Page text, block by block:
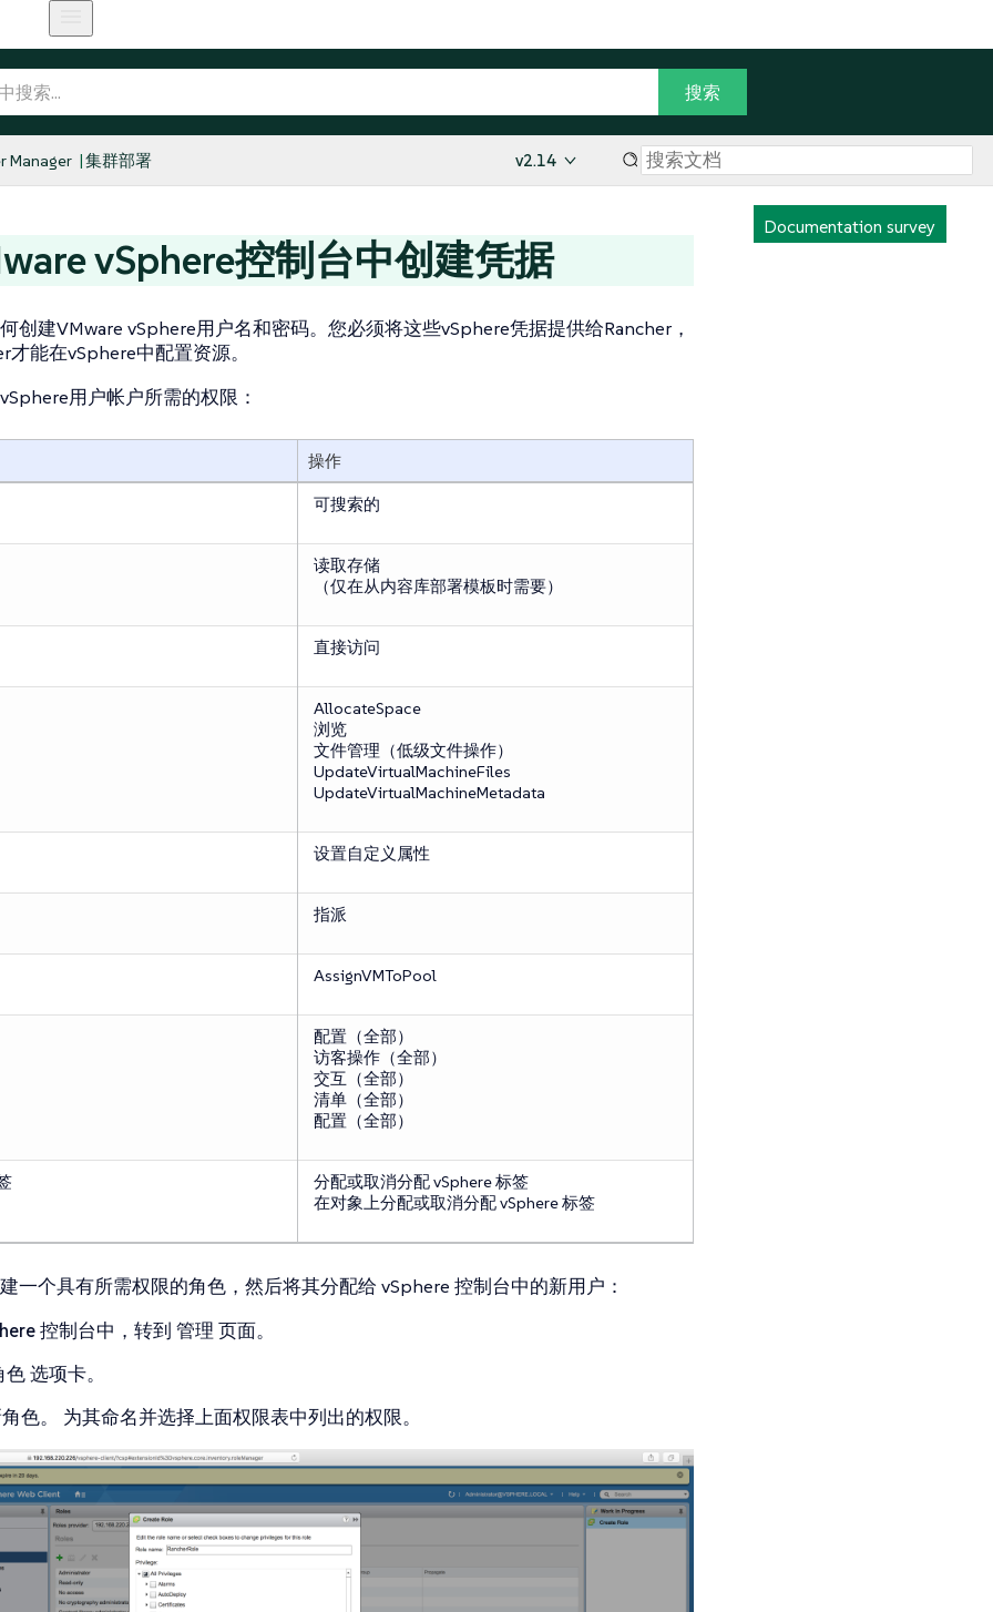
Manager 集群部署 v2.14
Documentation survey
vSphere控制台中创建凭据
创建VMware vSphere用户名和密码。您必须将这些vSphere凭据提供给Rancher，
才能在vSphere中配置资源。
用户帐户所需的权限：
操作
可搜索的
读取存储
（仅在从内容库部署模板时需要）
直接访问
AllocateSpace
浏览
文件管理（低级文件操作）
UpdateVirtualMachineFiles
UpdateVirtualMachineMetadata
设置自定义属性
指派
AssignVMToPool
配置（全部）
访客操作（全部）
交互（全部）
清单（全部）
配置（全部）
分配或取消分配 vSphere 标签
在对象上分配或取消分配 vSphere 标签
一个具有所需权限的角色，然后将其分配给 vSphere 控制台中的新用户：
控制台中，转到 管理 页面。
色选项卡。
色。 为其命名并选择上面权限表中列出的权限。